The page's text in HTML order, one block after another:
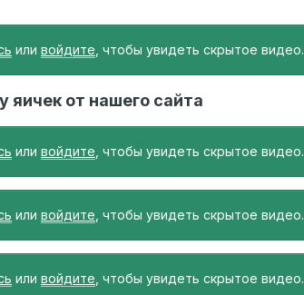
или войдите , чтобы увидеть скрытое видео.
от нашего сайта
или войдите , чтобы увидеть скрытое видео.
или войдите , чтобы увидеть скрытое видео.
или войдите , чтобы увидеть скрытое видео.